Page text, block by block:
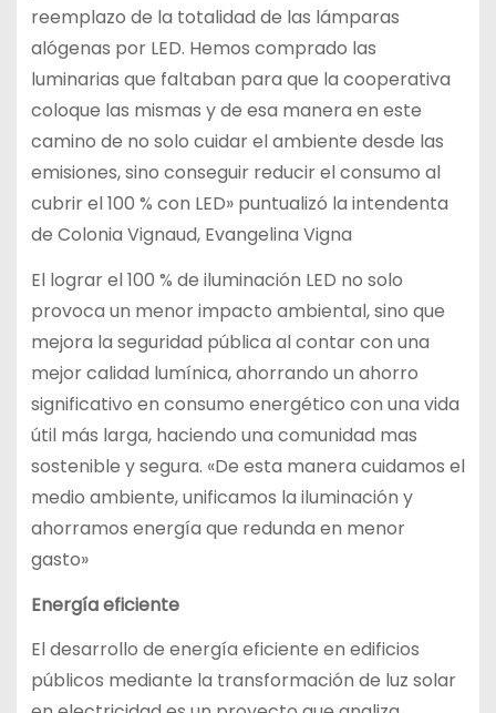
reemplazo de la totalidad de las lámparas
alógenas por LED. Hemos comprado las
luminarias que faltaban para que la cooperativa
coloque las mismas y de esa manera en este
camino de no solo cuidar el ambiente desde las
emisiones, sino conseguir reducir el consumo al
cubrir el 100 % con LED» puntualizó la intendenta
de Colonia Vignaud, Evangelina Vigna
El lograr el 100 % de iluminación LED no solo
provoca un menor impacto ambiental, sino que
mejora la seguridad pública al contar con una
mejor calidad lumínica, ahorrando un ahorro
significativo en consumo energético con una vida
útil más larga, haciendo una comunidad mas
sostenible y segura. «De esta manera cuidamos el
medio ambiente, unificamos la iluminación y
ahorramos energía que redunda en menor
gasto»
Energía eficiente
El desarrollo de energía eficiente en edificios
públicos mediante la transformación de luz solar